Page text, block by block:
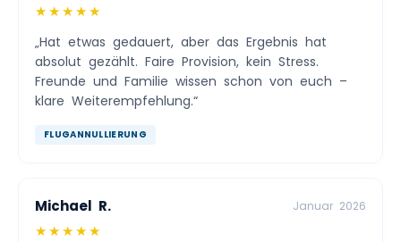
★★★★★
„Hat etwas gedauert, aber das Ergebnis hat
absolut gezählt. Faire Provision, kein Stress.
Freunde und Familie wissen schon von euch –
klare Weiterempfehlung.“
FLUGANNULLIERUNG
Michael R. Januar 2026
★★★★★